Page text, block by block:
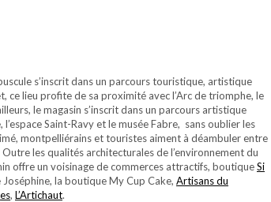
s’inscrit dans un parcours touristique, artistique
ce lieu profite de sa proximité avec l’Arc de triomphe, le
le magasin s’inscrit dans un parcours artistique
Saint-Ravy et le musée Fabre, sans oublier les
montpelliérains et touristes aiment à déambuler entre
les qualités architecturales de l’environnement du
offre un voisinage de commerces attractifs, boutiqueSi
la boutique My Cup Cake, Artisans du
, L’Artichaut.